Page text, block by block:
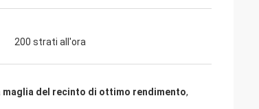
200 strati all'ora
del recinto di ottimo rendimento,